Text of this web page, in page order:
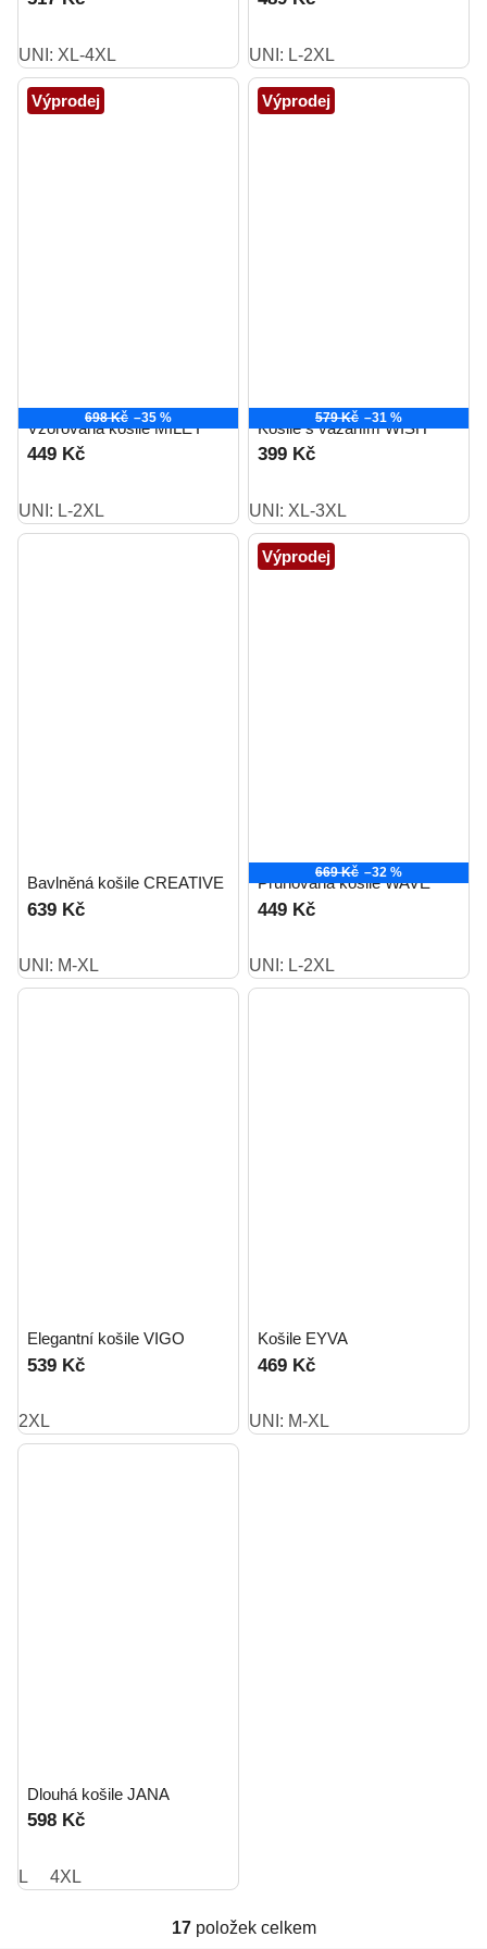
UNI: XL-4XL UNI: L-2XL
Výprodej
698 Kč –35 %
Vzorovaná košile MILEY
449 Kč
UNI: L-2XL
Výprodej
579 Kč –31 %
Košile s vázáním WISH
399 Kč
UNI: XL-3XL
Bavlněná košile CREATIVE
639 Kč
UNI: M-XL
Výprodej
669 Kč –32 %
Pruhovaná košile WAVE
449 Kč
UNI: L-2XL
Elegantní košile VIGO
539 Kč
2XL
Košile EYVA
469 Kč
UNI: M-XL
Dlouhá košile JANA
598 Kč
L 4XL
O
17položek celkem